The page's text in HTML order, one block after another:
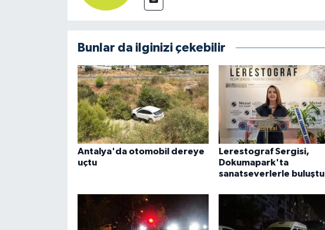
Bunlar da ilginizi çekebilir
Antalya'da otomobil dereye
uçtu
Lerestograf Sergisi,
Dokumapark'ta
sanatseverlerle buluştu